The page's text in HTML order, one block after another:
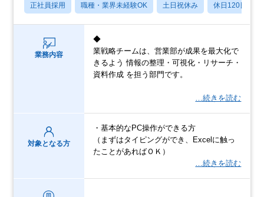
正社員採用 職種・業界未経験OK 土日祝休み 休日120日以上
業務内容
◆
業戦略チームは、営業部が成果を最大化で
きるよう 情報の整理・可視化・リサーチ・
資料作成 を担う部門です。
…続きを読む
対象となる方
・基本的なPC操作ができる方
（まずはタイピングができ、Excelに触っ
たことがあればＯＫ）
…続きを読む